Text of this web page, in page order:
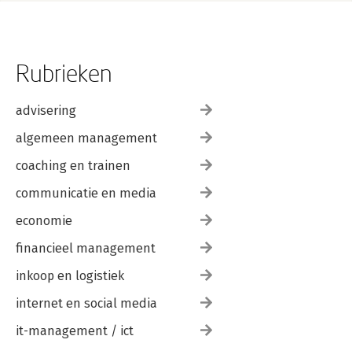
Rubrieken
advisering
algemeen management
coaching en trainen
communicatie en media
economie
financieel management
inkoop en logistiek
internet en social media
it-management / ict